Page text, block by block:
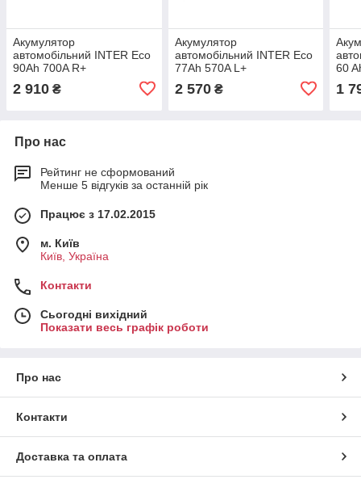
Акумулятор
автомобільний INTER Eco
90Ah 700A R+
2 910 ₴
Акумулятор
автомобільний INTER Eco
77Ah 570A L+
2 570₴
60
1
Про нас
Рейтинг не сформований
Менше 5 відгуків за останній рік
Працює з 17.02.2015
м. Київ
Київ, Україна
Контакти
Сьогодні вихідний
Показати весь графік роботи
Про нас
Контакти
Доставка та оплата